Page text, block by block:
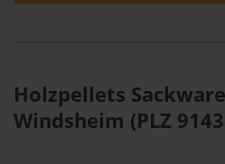
Holzpellets
Windsheim (PLZ